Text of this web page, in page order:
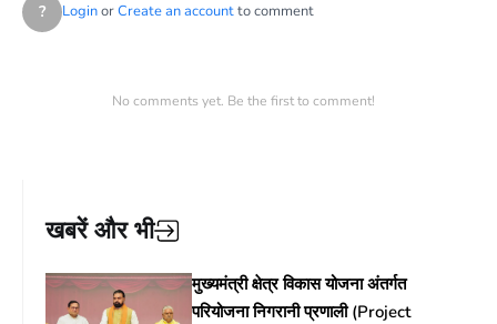
? LoginorCreate an accountto comment
No comments yet. Be the first to comment!
खबरें और भी
मुख्यमंत्री क्षेत्र विकास योजना अंतर्गत
परियोजना निगरानी प्रणाली (Project